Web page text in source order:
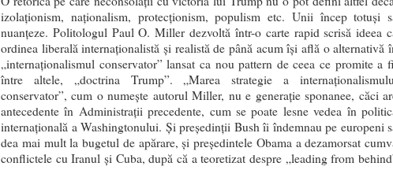
izolaţionism, naţionalism, protecţionism, populism etc. Unii încep totuşi
nuanţeze. Politologul Paul O. Miller dezvoltă într-o carte rapid scrisă ideea
ordinea liberală internaţionalistă şi realistă de până acum îşi află o alternativă
„internaţionalismul conservator” lansat ca nou pattern de ceea ce promite a
între altele, „doctrina Trump”. „Marea strategie a
conservator”, cum o numeşte autorul Miller, nu e generaţie sponanee, căci
antecedente în Administraţii precedente, cum se poate lesne vedea în
internaţională a Washingtonului. Şi preşedinţii Bush îi îndemnau pe europeni
dea mai mult la bugetul de apărare, şi preşedintele Obama a dezamorsat
conflictele cu Iranul şi Cuba, după că a teoretizat despre „leading from